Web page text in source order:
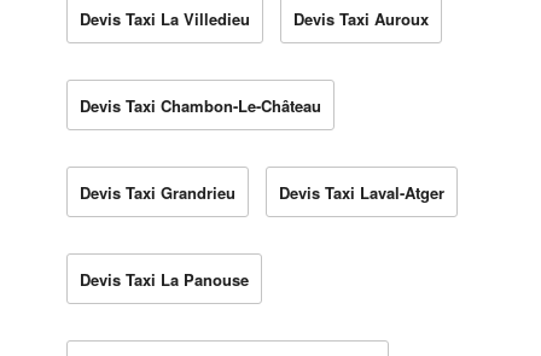
Devis Taxi La Villedieu Devis Taxi Auroux
Devis Taxi Chambon-Le-Château
Devis Taxi Grandrieu Devis Taxi Laval-Atger
Devis Taxi La Panouse